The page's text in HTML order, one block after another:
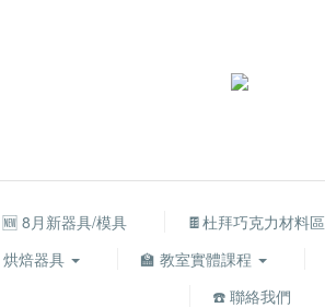
🆕 8月新器具/模具 🍫杜拜巧克力材料區
烘焙器具 🏫 教室實體課程
☎️ 聯絡我們